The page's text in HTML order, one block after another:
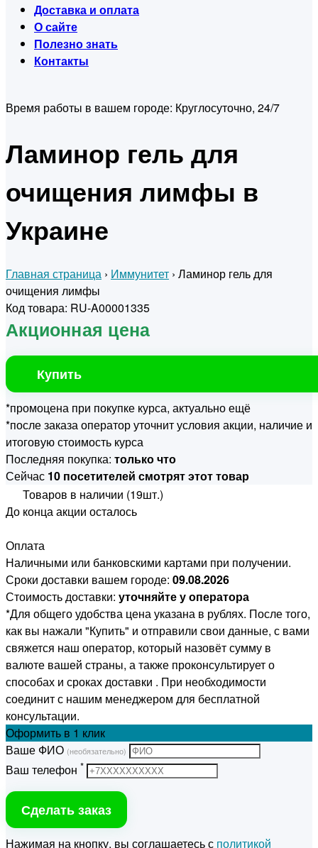
Доставка и оплата
О сайте
Полезно знать
Контакты
Время работы в вашем городе: Круглосуточно, 24/7
Ламинор гель для
очищения лимфы в
Украине
Главная страница › Иммунитет › Ламинор гель для
очищения лимфы
Код товара: RU-A00001335
Акционная цена
Купить
*промоцена при покупке курса, актуально ещё
*после заказа оператор уточнит условия акции, наличие и
итоговую стоимость курса
Последняя покупка: только что
Сейчас 10 посетителей смотрят этот товар
Товаров в наличии (19шт.)
До конца акции осталось
Оплата
Наличными или банковскими картами при получении.
Сроки доставки вашем городе: 09.08.2026
Стоимость доставки: уточняйте у оператора
*Для общего удобства цена указана в рублях. После того,
как вы нажали "Купить" и отправили свои данные, с вами
свяжется наш оператор, который назовёт сумму в
валюте вашей страны, а также проконсультирует о
способах и сроках доставки . При необходимости
соединит с нашим менеджером для бесплатной
консультации.
Оформить в 1 клик
Ваше ФИО (необязательно)
Ваш телефон *
Сделать заказ
Нажимая на кнопку, вы соглашаетесь с политикой